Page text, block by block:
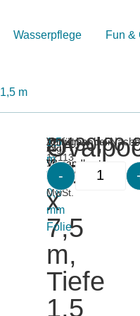
Wasserpflege Fun &
m
Artikelnummer:
12113
Merken
4,5
x
7,5
m,
Tiefe
1,5
1,5
m
Tiefe
0,8
mm
Folie
2.430,00
inkl.
19
%
MwSt.
zzgl.
Versandkosten
Verfügbar bei
-